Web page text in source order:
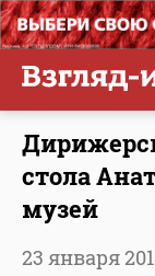
стола
музей
23 января